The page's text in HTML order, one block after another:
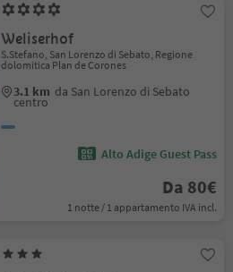
Weliserhof
S.Stefano, San Lorenzo di Sebato, Regione
dolomitica Plan de Corones
3.1 km da San Lorenzo di Sebato
centro
Alto Adige Guest Pass
Da 80€
1 notte / 1 appartamento IVA incl.